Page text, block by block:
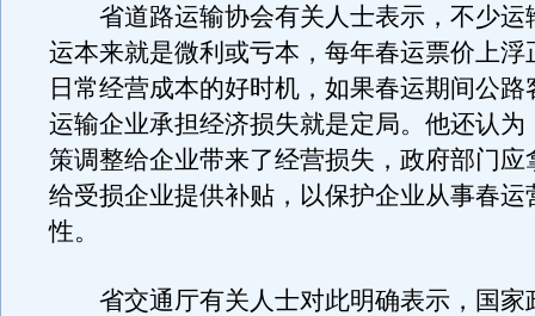
省道路运输协会有关人士表示，不少运
运本来就是微利或亏本，每年春运票价上浮
日常经营成本的好时机，如果春运期间公路
运输企业承担经济损失就是定局。他还认为
策调整给企业带来了经营损失，政府部门应
给受损企业提供补贴，以保护企业从事春运
性。
省交通厅有关人士对此明确表示，国家